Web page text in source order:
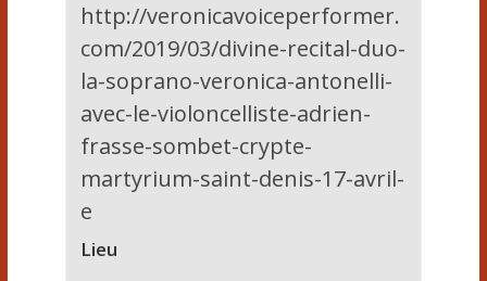
http://veronicavoiceperformer.
com/2019/03/divine-recital-duo-
la-soprano-veronica-antonelli-
avec-le-violoncelliste-adrien-
frasse-sombet-crypte-
martyrium-saint-denis-17-avril-
e
Lieu